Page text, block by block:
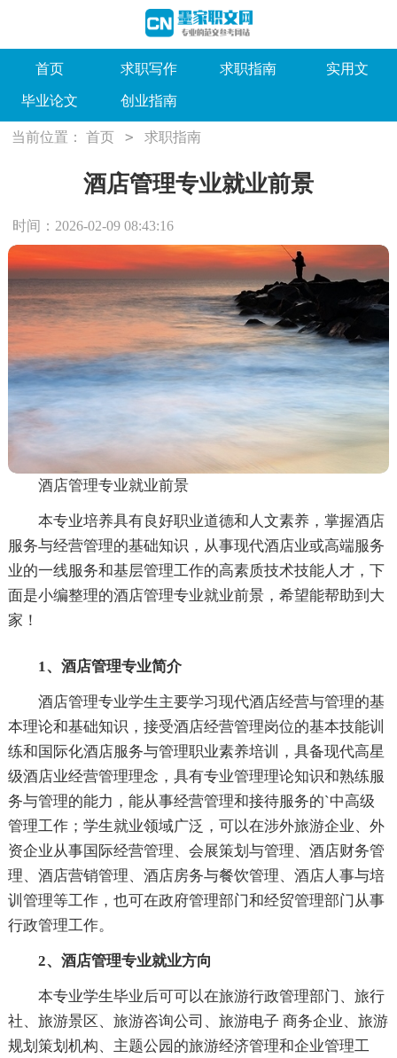
首页 求职写作 求职指南 实用文
毕业论文 创业指南
当前位置： 首页 > 求职指南
酒店管理专业就业前景
时间：2026-02-09 08:43:16
酒店管理专业就业前景
本专业培养具有良好职业道德和人文素养，掌握酒店
服务与经营管理的基础知识，从事现代酒店业或高端服务
业的一线服务和基层管理工作的高素质技术技能人才，下
面是小编整理的酒店管理专业就业前景，希望能帮助到大
家！
1、酒店管理专业简介
酒店管理专业学生主要学习现代酒店经营与管理的基
本理论和基础知识，接受酒店经营管理岗位的基本技能训
练和国际化酒店服务与管理职业素养培训，具备现代高星
级酒店业经营管理理念，具有专业管理理论知识和熟练服
务与管理的能力，能从事经营管理和接待服务的`中高级
管理工作；学生就业领域广泛，可以在涉外旅游企业、外
资企业从事国际经营管理、会展策划与管理、酒店财务管
理、酒店营销管理、酒店房务与餐饮管理、酒店人事与培
训管理等工作，也可在政府管理部门和经贸管理部门从事
行政管理工作。
2、酒店管理专业就业方向
本专业学生毕业后可可以在旅游行政管理部门、旅行
社、旅游景区、旅游咨询公司、旅游电子 商务企业、旅游
规划策划机构、主题公园的旅游经济管理和企业管理工